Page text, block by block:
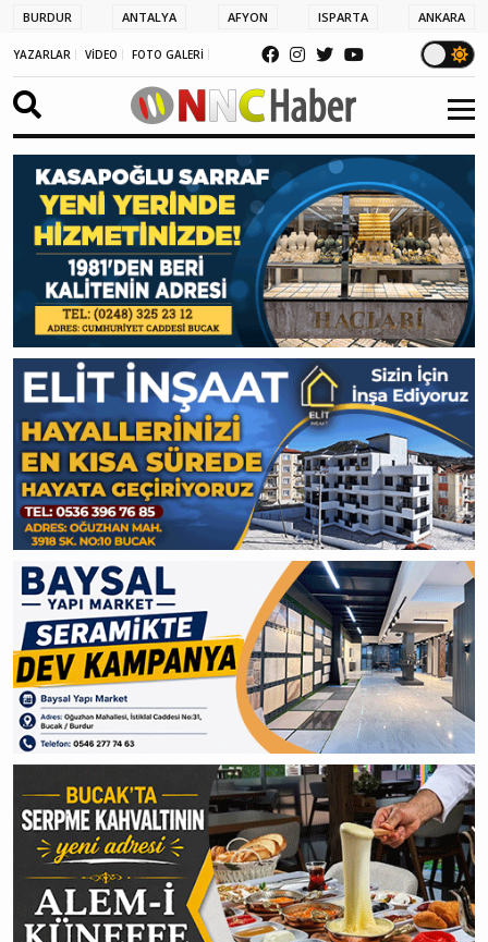
BURDUR ANTALYA AFYON ISPARTA ANKARA
YAZARLAR VİDEO FOTO GALERİ